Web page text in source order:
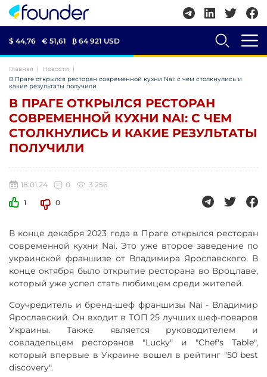
$ 44,76 € 51,61 ₿ 64 921 USD
Главная
Новости
В Праге открылся ресторан современной кухни Nai: с чем столкнулись и
какие результаты получили
В ПРАГЕ ОТКРЫЛСЯ РЕСТОРАН
СОВРЕМЕННОЙ КУХНИ NAI: С ЧЕМ
СТОЛКНУЛИСЬ И КАКИЕ РЕЗУЛЬТАТЫ
ПОЛУЧИЛИ
18.01.24 0
3 256
1
0
В конце декабря 2023 года в Праге открылся ресторан
современной кухни Nai. Это уже второе заведение по
украинской франшизе от Владимира Ярославского. В
конце октября было открытие ресторана во Вроцлаве,
который уже успел стать любимцем среди жителей.
Соучредитель и бренд-шеф франшизы Nai - Владимир
Ярославский. Он входит в ТОП 25 лучших шеф-поваров
Украины. Также является руководителем и
совладельцем ресторанов "Lucky" и "Chef's Table",
который впервые в Украине вошел в рейтинг "50 best
discovery".